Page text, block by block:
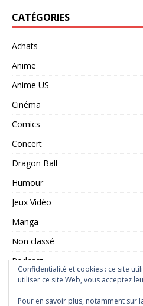
CATÉGORIES
Achats
Anime
Anime US
Cinéma
Comics
Concert
Dragon Ball
Humour
Jeux Vidéo
Manga
Non classé
Podcast
Saint Seiya
Série TV
Confidentialité et cookies : ce site
utiliser ce site Web, vous acceptez
Pour en savoir plus, notamment sur